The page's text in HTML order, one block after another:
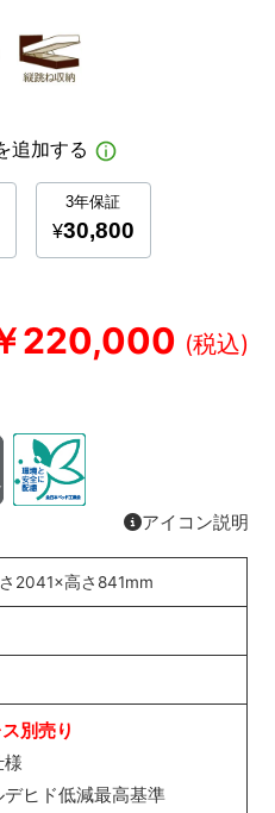
220,000
アイコン説明
2041×高さ841mm
別売り
様
ヒド低減最高基準